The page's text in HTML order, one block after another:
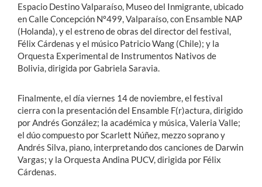
Espacio Destino Valparaíso, Museo del Inmigrante, ubicado
en Calle Concepción Nº499, Valparaíso, con Ensamble NAP
(Holanda), y el estreno de obras del director del festival,
Félix Cárdenas y el músico Patricio Wang (Chile); y la
Orquesta Experimental de Instrumentos Nativos de
Bolivia, dirigida por Gabriela Saravia.
Finalmente, el día viernes 14 de noviembre, el festival
cierra con la presentación del Ensamble F(r)actura, dirigido
por Andrés González; la académica y música, Valeria Valle;
el dúo compuesto por Scarlett Núñez, mezzo soprano y
Andrés Silva, piano, interpretando dos canciones de Darwin
Vargas; y la Orquesta Andina PUCV, dirigida por Félix
Cárdenas.